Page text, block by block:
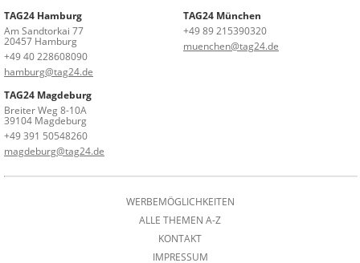
TAG24 Hamburg
Am Sandtorkai 77
20457 Hamburg
+49 40 228608090
hamburg@tag24.de
TAG24 München
+49 89 215390320
muenchen@tag24.de
TAG24 Magdeburg
Breiter Weg 8-10A
39104 Magdeburg
+49 391 50548260
magdeburg@tag24.de
WERBEMÖGLICHKEITEN
ALLE THEMEN A-Z
KONTAKT
IMPRESSUM